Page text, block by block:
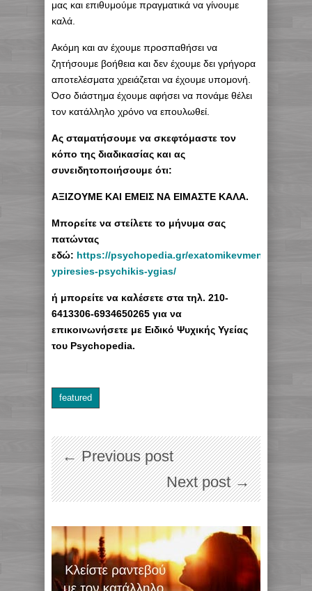
μας και επιθυμούμε πραγματικά να γίνουμε
καλά.
Ακόμη και αν έχουμε προσπαθήσει να
ζητήσουμε βοήθεια και δεν έχουμε δει γρήγορα
αποτελέσματα χρειάζεται να έχουμε υπομονή.
Όσο διάστημα έχουμε αφήσει να πονάμε θέλει
τον κατάλληλο χρόνο να επουλωθεί.
Ας σταματήσουμε να σκεφτόμαστε τον
κόπο της διαδικασίας και ας
συνειδητοποιήσουμε ότι:
ΑΞΙΖΟΥΜΕ ΚΑΙ ΕΜΕΙΣ ΝΑ ΕΙΜΑΣΤΕ ΚΑΛΑ.
Μπορείτε να στείλετε το μήνυμα σας
πατώντας
εδώ: https://psychopedia.gr/exatomikevmenes-
ypiresies-psychikis-ygias/
ή μπορείτε να καλέσετε στα τηλ. 210-
6413306-6934650265 για να
επικοινωνήσετε με Ειδικό Ψυχικής Υγείας
του Psychopedia.
featured
← Previous post
Next post →